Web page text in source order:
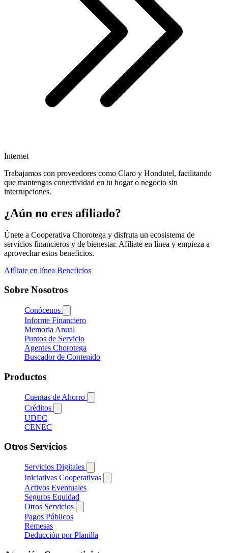
Internet
Trabajamos con proveedores como Claro y Hondutel, facilitando
que mantengas conectividad en tu hogar o negocio sin
interrupciones.
¿Aún no eres afiliado?
Únete a Cooperativa Chorotega y disfruta un ecosistema de
servicios financieros y de bienestar. Afíliate en línea y empieza a
aprovechar estos beneficios.
Afíliate en línea Beneficios
Sobre Nosotros
Conócenos
Informe Financiero
Memoria Anual
Puntos de Servicio
Agentes Chorotega
Buscador de Contenido
Productos
Cuentas de Ahorro
Créditos
UDEC
CENEC
Otros Servicios
Servicios Digitales
Iniciativas Cooperativas
Activos Eventuales
Seguros Equidad
Otros Servicios
Pagos Públicos
Remesas
Deducción por Planilla